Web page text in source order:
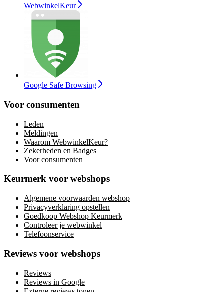
WebwinkelKeur
Google Safe Browsing
Voor consumenten
Leden
Meldingen
Waarom WebwinkelKeur?
Zekerheden en Badges
Voor consumenten
Keurmerk voor webshops
Algemene voorwaarden webshop
Privacyverklaring opstellen
Goedkoop Webshop Keurmerk
Controleer je webwinkel
Telefoonservice
Reviews voor webshops
Reviews
Reviews in Google